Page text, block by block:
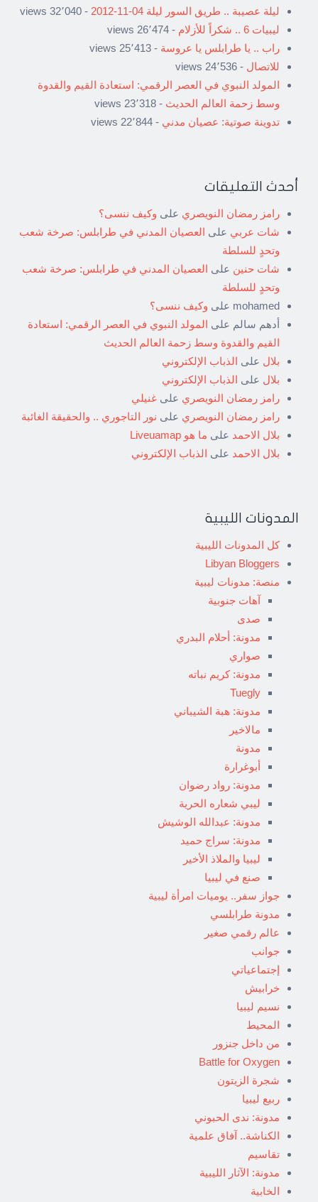
ليلة عصيبة .. طريق السور ليلة 04-11-2012
- 32٬040 views
ليبيات 6 .. شكراً للأزلام
- 26٬474 views
راب .. يا طرابلس يا عروسة - 25٬413 views
للاتصال - 24٬536 views
المولد النبوي في العصر الرقمي: استعادة القيم والقدوة
وسط زحمة العالم الحديث - 23٬318 views
تدوينة صوتية: عصيان مدني - 22٬844 views
أحدث التعليقات
رامز رمضان النويصري على وكيف ننسى؟
شات عربي على العصيان المدني في طرابلس: صرخة شعب
وتحدٍ للسلطة
شات حنين على العصيان المدني في طرابلس: صرخة شعب
وتحدٍ للسلطة
mohamed على وكيف ننسى؟
أدهم سالم على المولد النبوي في العصر الرقمي: استعادة
القيم والقدوة وسط زحمة العالم الحديث
بلال على الذباب الإلكتروني
بلال على الذباب الإلكتروني
رامز رمضان النويصري على غنيلي
رامز رمضان النويصري على نور التاجوري .. والحقيقة الغائبة
بلال الاحمد على ما هو Liveuamap
بلال الاحمد على الذباب الإلكتروني
المدونات الليبية
كل المدونات الليبية
Libyan Bloggers
منصة: مدونات ليبية
آهات جنوبية
صدى
مدونة: أحلام البدري
صواري
مدونة: كريم نباته
Tuegly
مدونة: هبة الشيباني
مالاخير
مدونة
أبوغرارة
مدونة: رواد رضوان
ليبي شعاره الحرية
مدونة: عبدالله الوشيش
مدونة: سراج حميد
ليبيا والملاذ الأخير
صنع في ليبيا
جواز سفر.. يوميات امرأة ليبية
مدونة طرابلسي
عالم رقمي صغير
جوانب
إجتماعياتي
خرابيش
نسيم ليبيا
المحيط
من داخل جنزور
Battle for Oxygen
شجرة الزيتون
ربيع ليبيا
مدونة: ندى الحبوني
الكناشة.. آفاق علمية
تقاسيم
مدونة: الآثار الليبية
الخابية